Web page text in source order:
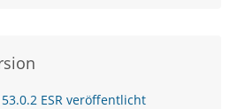
ESR veröffentlicht